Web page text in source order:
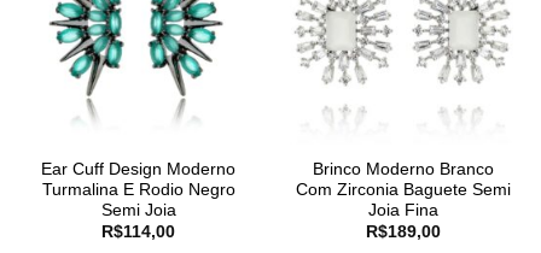
Ear Cuff Design Moderno
Turmalina E Rodio Negro
Semi Joia
R$114,00
Brinco Moderno Branco
Com Zirconia Baguete Semi
Joia Fina
R$189,00